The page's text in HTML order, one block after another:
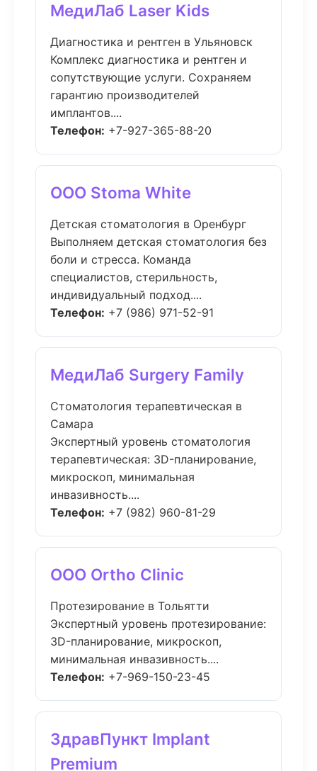
МедиЛаб Laser Kids
Диагностика и рентген в Ульяновск
Комплекс диагностика и рентген и
сопутствующие услуги. Сохраняем
гарантию производителей
имплантов....
Телефон: +7-927-365-88-20
ООО Stoma White
Детская стоматология в Оренбург
Выполняем детская стоматология без
боли и стресса. Команда
специалистов, стерильность,
индивидуальный подход....
Телефон: +7 (986) 971-52-91
МедиЛаб Surgery Family
Стоматология терапевтическая в
Самара
Экспертный уровень стоматология
терапевтическая: 3D-планирование,
микроскоп, минимальная
инвазивность....
Телефон: +7 (982) 960-81-29
ООО Ortho Clinic
Протезирование в Тольятти
Экспертный уровень протезирование:
3D-планирование, микроскоп,
минимальная инвазивность....
Телефон: +7-969-150-23-45
ЗдравПункт Implant
Premium